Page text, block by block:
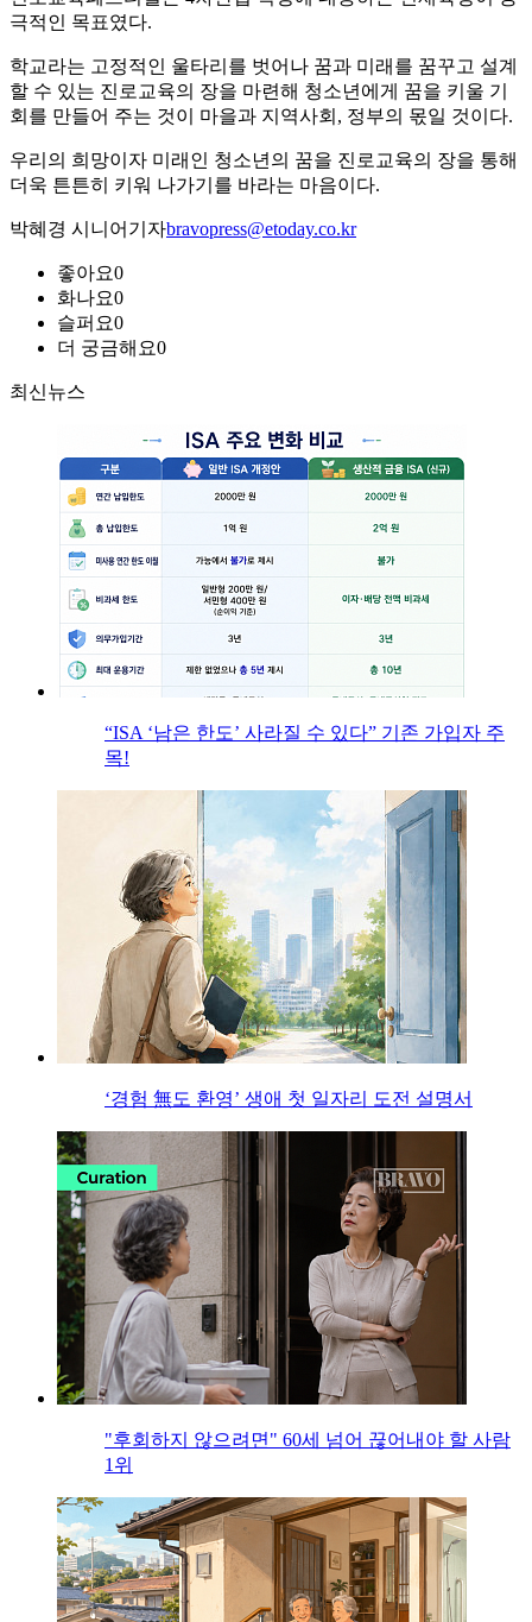
극적인 목표였다.
학교라는 고정적인 울타리를 벗어나 꿈과 미래를 꿈꾸고 설계
할 수 있는 진로교육의 장을 마련해 청소년에게 꿈을 키울 기
회를 만들어 주는 것이 마을과 지역사회, 정부의 몫일 것이다.
우리의 희망이자 미래인 청소년의 꿈을 진로교육의 장을 통해
더욱 튼튼히 키워 나가기를 바라는 마음이다.
박혜경 시니어기자bravopress@etoday.co.kr
좋아요0
화나요0
슬퍼요0
더 궁금해요0
최신뉴스
“ISA ‘남은 한도’ 사라질 수 있다” 기존 가입자 주
목!
‘경험 無도 환영’ 생애 첫 일자리 도전 설명서
"후회하지 않으려면" 60세 넘어 끊어내야 할 사람
1위